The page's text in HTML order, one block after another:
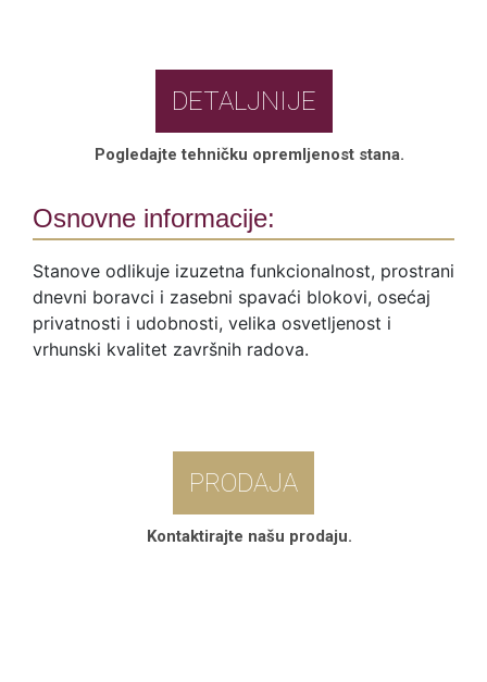
DETALJNIJE
Pogledajte tehničku opremljenost stana.
Osnovne informacije:
Stanove odlikuje izuzetna funkcionalnost, prostrani
dnevni boravci i zasebni spavaći blokovi, osećaj
privatnosti i udobnosti, velika osvetljenost i
vrhunski kvalitet završnih radova.
PRODAJA
Kontaktirajte našu prodaju.